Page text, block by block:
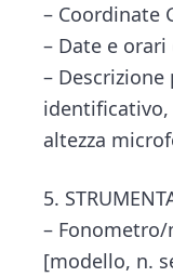
– Coordinate
– Date e
–
identificativo,
altezza
5.
–
[modello, n.